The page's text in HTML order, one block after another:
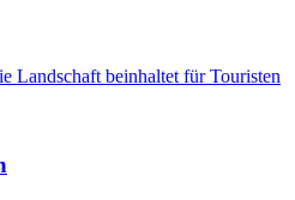
Landschaft beinhaltet für Touristen